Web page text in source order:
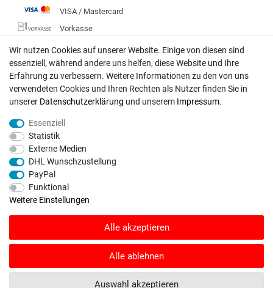
VISA / Mastercard
Vorkasse
DHL
Deutsche Post
Bei Fragen wenden Sie sich direkt an unser Service-Team.
info@rasentraktoren-motoren.de
MA-Versand GmbH, 53925 Kall, In der Laach 1-3
SHOPVOTE Bewertungen. SHOPVOTE setzt automatische und manuelle
© Copyright 2026 | Alle Rechte vorbehalten. - Rasentraktoren-Motoren | Realisation
Wir nutzen Cookies auf unserer Website. Einige von diesen sind
essenziell, während andere uns helfen, diese Website und Ihre
Erfahrung zu verbessern. Weitere Informationen zu den von uns
verwendeten Cookies und Ihren Rechten als Nutzer finden Sie in
unserer Daten­schutz­erklärung und unserem Impressum.
Essenziell
Statistik
Externe Medien
DHL Wunschzustellung
PayPal
Funktional
Weitere Einstellungen
Alle akzeptieren
Alle ablehnen
Auswahl akzeptieren